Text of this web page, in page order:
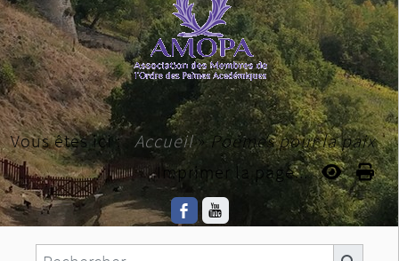
Vous êtes ici : Accueil»Poèmes pour la paix
Imprimer la page...